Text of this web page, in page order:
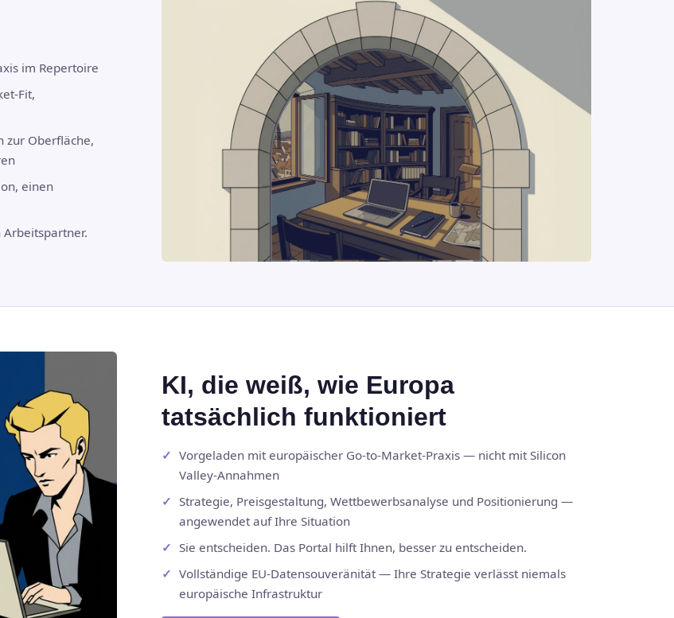
im Repertoire
Fit,
zur Oberfläche,
einen
KI, die weiß, wie Europa
tatsächlich funktioniert
Vorgeladen mit europäischer Go-to-Market-Praxis — nicht mit Silicon
Valley-Annahmen
Strategie, Preisgestaltung, Wettbewerbsanalyse und Positionierung —
angewendet auf Ihre Situation
Sie entscheiden. Das Portal hilft Ihnen, besser zu entscheiden.
Vollständige EU-Datensouveränität — Ihre Strategie verlässt niemals
europäische Infrastruktur